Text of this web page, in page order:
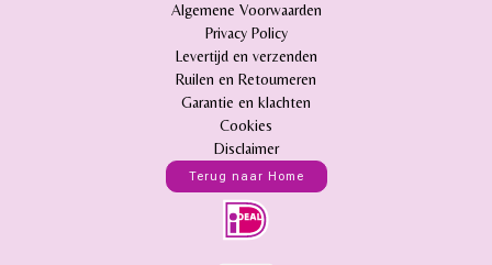
Algemene Voorwaarden
Privacy Policy
Levertijd en verzenden
Ruilen en Retourneren
Garantie en klachten
Cookies
Disclaimer
Terug naar Home